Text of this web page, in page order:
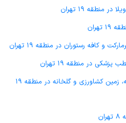
منطقه 19 تهران
و کافه رستوران در منطقه 19 تهران
در منطقه 19 تهران
خرید سوله، انبار، کارگاه، کارخانه، زمین کشاورزی و گلخانه در منطقه 19